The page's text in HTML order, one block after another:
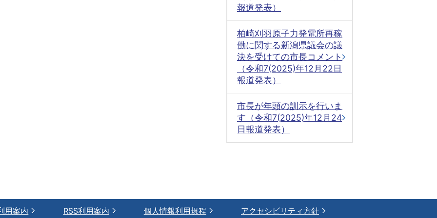
報道発表）
柏崎刈羽原子力発電所再稼
働に関する新潟県議会の議
決を受けての市長コメント
（令和7(2025)年12月22日
報道発表）
市長が年頭の訓示を行いま
す（令和7(2025)年12月24
日報道発表）
用案内 RSS利用案内 個人情報利用規程 アクセシビリティ方針